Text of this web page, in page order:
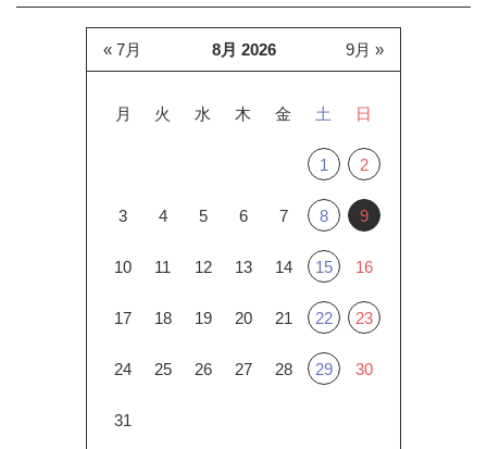
8月 2026
月 火 水 木 金 土 日
1 2
3 4 5 6 7 8 9
10 11 12 13 14 15 16
17 18 19 20 21 22 23
24 25 26 27 28 29 30
31
« 7月 9月 »